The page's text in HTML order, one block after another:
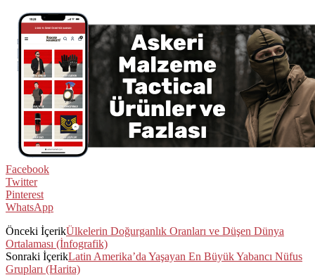
Facebook
Twitter
Pinterest
WhatsApp
Önceki İçerikÜlkelerin Doğurganlık Oranları ve Düşen Dünya
Ortalaması (İnfografik)
Sonraki İçerikLatin Amerika’da Yaşayan En Büyük Yabancı Nüfus
Grupları (Harita)